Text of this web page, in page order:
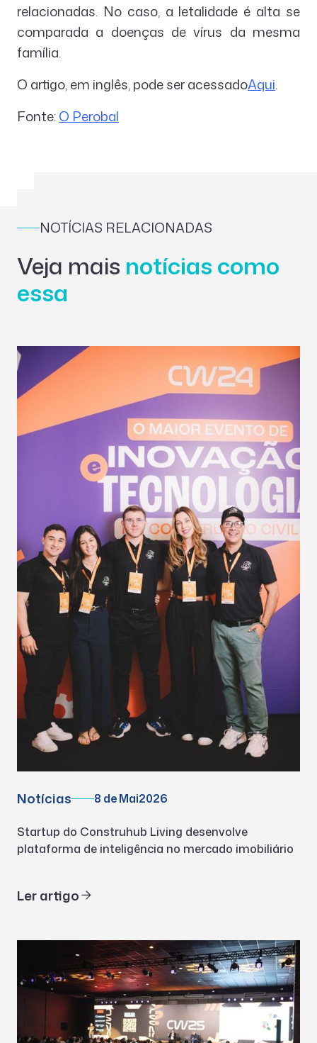
relacionadas. No caso, a letalidade é alta se
comparada a doenças de vírus da mesma
família.
O artigo, em inglês, pode ser acessadoAqui.
Fonte:O Perobal
NOTÍCIAS RELACIONADAS
Veja mais notícias como
essa
Notícias 8 de Mai2026
Startup do Construhub Living desenvolve
plataforma de inteligência no mercado imobiliário
Ler artigo